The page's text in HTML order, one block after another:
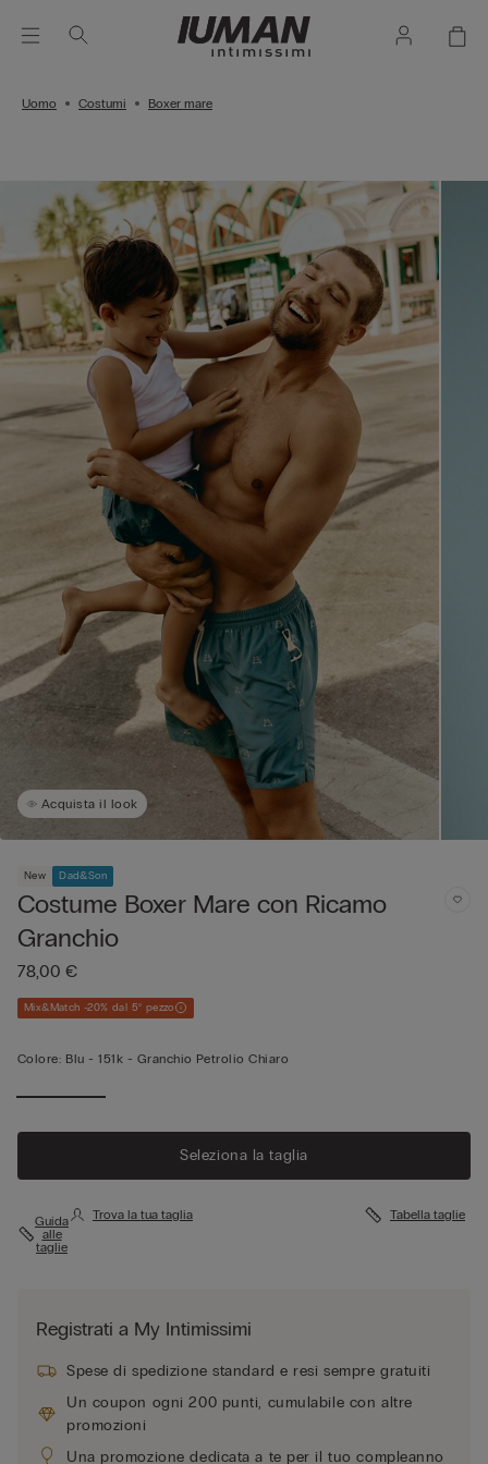
Uomo Costumi Boxer mare
Acquista il look
New Dad&Son
Costume Boxer Mare con Ricamo
Granchio
78,00 €
Mix&Match -20% dal 5° pezzo
Colore: Blu -151k - Granchio Petrolio Chiaro
Seleziona la taglia
Guida
alle
taglie
Trova la tua taglia Tabella taglie
Registrati a My Intimissimi
Spese di spedizione standard e resi sempre gratuiti
Un coupon ogni 200 punti, cumulabile con altre
promozioni
Una promozione dedicata a te per il tuo compleanno